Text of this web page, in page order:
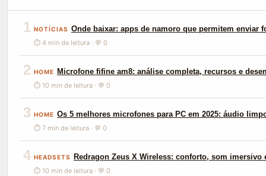
1 NOTÍCIAS Onde baixar: apps de namoro que permitem enviar
⏱ 4 min de leitura · 💬 0
2 HOME Microfone fifine am8: análise completa, recursos e
⏱ 10 min de leitura · 💬 0
3 HOME Os 5 melhores microfones para PC em 2025: áudio
⏱ 7 min de leitura · 💬 0
4 HEADSETS Redragon Zeus X Wireless: conforto, som
⏱ 10 min de leitura · 💬 0